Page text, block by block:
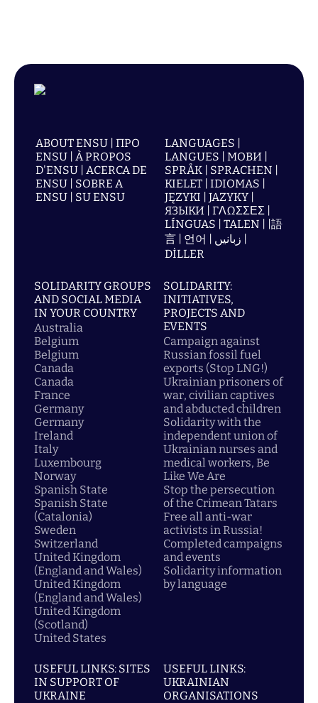
ABOUT ENSU | ПРО
ENSU | À PROPOS
D'ENSU | ACERCA DE
ENSU | SOBRE A
ENSU | SU ENSU
LANGUAGES |
LANGUES | МОВИ |
SPRÅK | SPRACHEN |
KIELET | IDIOMAS |
JĘZYKI | JAZYKY |
ЯЗЫКИ | ΓΛΩΣΣΕΣ |
LÍNGUAS | TALEN | |語
言 | 언어 | زبانیں |
DİLLER
SOLIDARITY GROUPS
AND SOCIAL MEDIA
IN YOUR COUNTRY
Australia
Belgium
Belgium
Canada
Canada
France
Germany
Germany
Ireland
Italy
Luxembourg
Norway
Spanish State
Spanish State
(Catalonia)
Sweden
Switzerland
United Kingdom
(England and Wales)
United Kingdom
(England and Wales)
United Kingdom
(Scotland)
United States
SOLIDARITY:
INITIATIVES,
PROJECTS AND
EVENTS
Campaign against
Russian fossil fuel
exports (Stop LNG!)
Ukrainian prisoners of
war, civilian captives
and abducted children
Solidarity with the
independent union of
Ukrainian nurses and
medical workers, Be
Like We Are
Stop the persecution
of the Crimean Tatars
Free all anti-war
activists in Russia!
Completed campaigns
and events
Solidarity information
by language
USEFUL LINKS: SITES
IN SUPPORT OF
UKRAINE
USEFUL LINKS:
UKRAINIAN
ORGANISATIONS